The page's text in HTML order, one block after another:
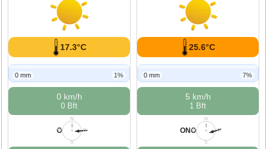
17.3°C
0 mm 1%
0 km/h
0 Bft
N
O
S
W
O
25.6°C
0 mm 7%
5 km/h
1 Bft
N
O
S
W
ONO